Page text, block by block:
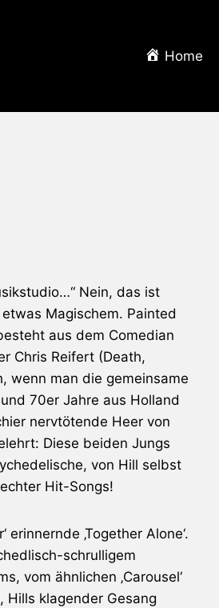
Home
Nein, das ist
Magischem. Painted
aus dem Comedian
Chris Reifert (Death,
wenn man die gemeinsame
70er Jahre aus Holland
nervtötende Heer von
Diese beiden Jungs
von Hill selbst
Hit-Songs!
erinnernde ‚Together Alone‘.
schrulligem
vom ähnlichen ‚Carousel‘
klagender Gesang